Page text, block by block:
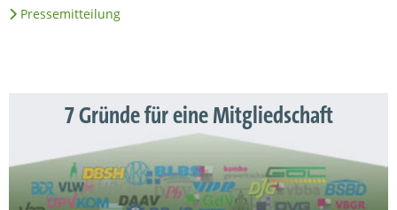
Pressemitteilung
7 Gründe für eine Mitgliedschaft